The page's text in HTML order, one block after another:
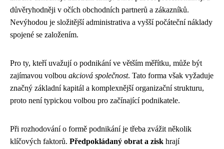
důvěryhodněji v očích obchodních partnerů a zákazníků.
Nevýhodou je složitější administrativa a vyšší počáteční náklady
spojené se založením.
Pro ty, kteří uvažují o podnikání ve větším měřítku, může být
zajímavou volbou akciová společnost. Tato forma však vyžaduje
značný základní kapitál a komplexnější organizační strukturu,
proto není typickou volbou pro začínající podnikatele.
Při rozhodování o formě podnikání je třeba zvážit několik
klíčových faktorů. Předpokládaný obrat a zisk hrají